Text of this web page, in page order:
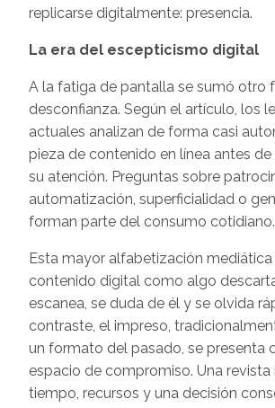
replicarse digitalmente: presencia.
La era del escepticismo digital
A la fatiga de pantalla se sumó otro
desconfianza. Según el artículo, los
actuales analizan de forma casi
pieza de contenido en línea antes
su atención. Preguntas sobre
automatización, superficialidad o
forman parte del consumo cotidiano.
Esta mayor alfabetización
contenido digital como algo
escanea, se duda de él y se olvida
contraste, el impreso,
un formato del pasado, se presenta
espacio de compromiso. Una revista
tiempo, recursos y una decisión